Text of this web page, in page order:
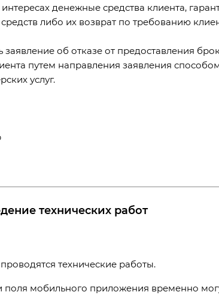
денежные средства клиента,
либо их возврат по требованию
заявление об отказе от предоставления
путем направления заявления
услуг.
технических работ
технические работы.
мобильного приложения временно